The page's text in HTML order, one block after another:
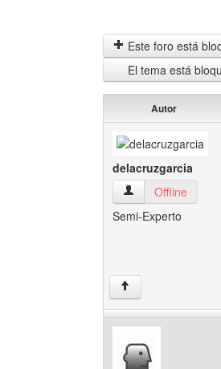
Este foro está
El tema está
Autor
delacruzgarcia
delacruzgarcia Ver
Offline
Semi-Experto
↑